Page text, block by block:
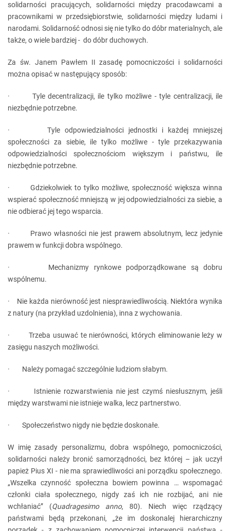
solidarności pracujących, solidarności między pracodawcami a
pracownikami w przedsiębiorstwie, solidarności między ludami i
narodami. Solidarność odnosi się nie tylko do dóbr materialnych, ale
także, o wiele bardziej - do dóbr duchowych.
Za św. Janem Pawłem II zasadę pomocniczości i solidarności
można opisać w następujący sposób:
· Tyle decentralizacji, ile tylko możliwe - tyle centralizacji, ile
niezbędnie potrzebne.
· Tyle odpowiedzialności jednostki i każdej mniejszej
społeczności za siebie, ile tylko możliwe - tyle przekazywania
odpowiedzialności społecznościom większym i państwu, ile
niezbędnie potrzebne.
· Gdziekolwiek to tylko możliwe, społeczność większa winna
wspierać społeczność mniejszą w jej odpowiedzialności za siebie, a
nie odbierać jej tego wsparcia.
· Prawo własności nie jest prawem absolutnym, lecz jedynie
prawem w funkcji dobra wspólnego.
· Mechanizmy rynkowe podporządkowane są dobru
wspólnemu.
· Nie każda nierówność jest niesprawiedliwością. Niektóra wynika
z natury (na przykład uzdolnienia), inna z wychowania.
· Trzeba usuwać te nierówności, których eliminowanie leży w
zasięgu naszych możliwości.
· Należy pomagać szczególnie ludziom słabym.
· Istnienie rozwarstwienia nie jest czymś niesłusznym, jeśli
między warstwami nie istnieje walka, lecz partnerstwo.
· Społeczeństwo nigdy nie będzie doskonałe.
W imię zasady personalizmu, dobra wspólnego, pomocniczości,
solidarności należy bronić samorządności, bez której – jak uczył
papież Pius XI - nie ma sprawiedliwości ani porządku społecznego.
„Wszelka czynność społeczna bowiem powinna … wspomagać
członki ciała społecznego, nigdy zaś ich nie rozbijać, ani nie
wchłaniać” (Quadragesimo anno, 80). Niech więc rządzący
państwami będą przekonani, „że im doskonalej hierarchiczny